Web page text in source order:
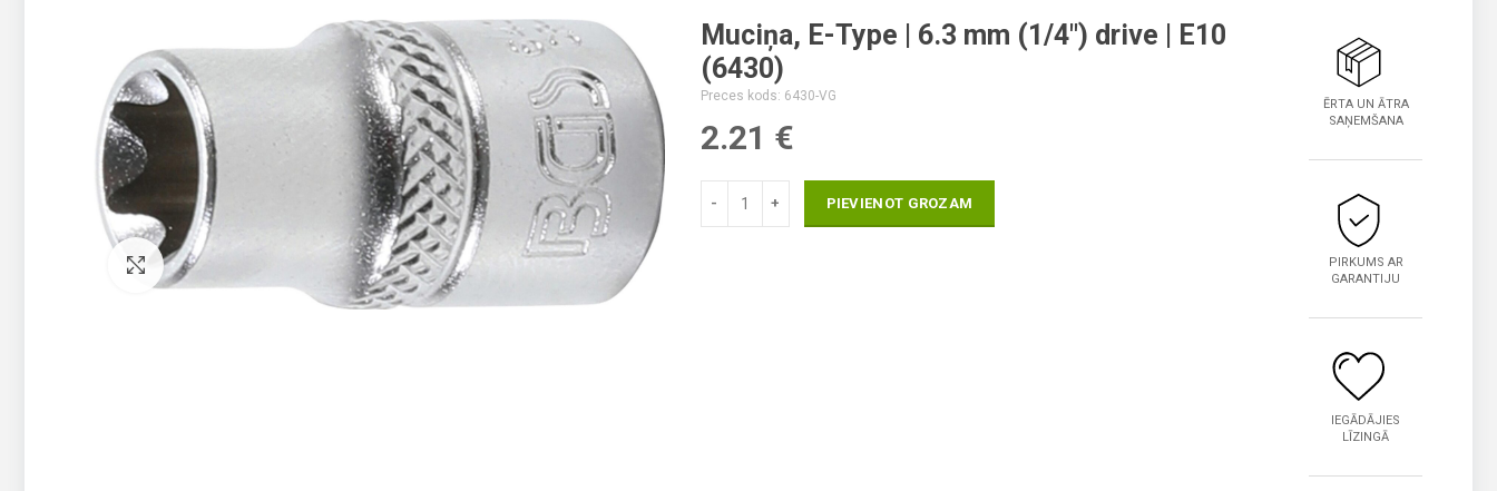
Pietuvināt
Muciņa, E-Type | 6.3 mm (1/4″) drive | E10
(6430)
Preces kods: 6430-VG
2.21 €
PIEVIENOT GROZAM
ĒRTA UN ĀTRA
SAŅEMŠANA
PIRKUMS AR
GARANTIJU
IEGĀDĀJIES
LĪZINGĀ